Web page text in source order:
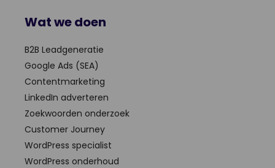
Wat we doen
B2B Leadgeneratie
Google Ads (SEA)
Contentmarketing
LinkedIn adverteren
Zoekwoorden onderzoek
Customer Journey
WordPress specialist
WordPress onderhoud